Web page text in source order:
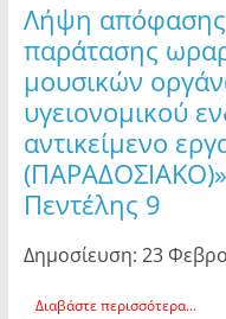
Λήψη απόφασης
παράτασης
μουσικών
υγειονομικού
αντικείμενο
Πεντέλης 9
Δημοσίευση: 23
Διαβάστε περισσότερα...